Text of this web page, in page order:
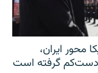
محور ایران،
دست‌کم گرفته است